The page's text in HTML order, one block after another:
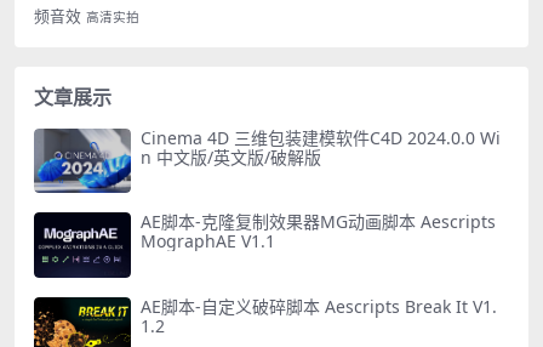
频音效 高清实拍
文章展示
Cinema 4D 三维包装建模软件C4D 2024.0.0 Wi
n 中文版/英文版/破解版
AE脚本-克隆复制效果器MG动画脚本 Aescripts
MographAE V1.1
AE脚本-自定义破碎脚本 Aescripts Break It V1.
1.2